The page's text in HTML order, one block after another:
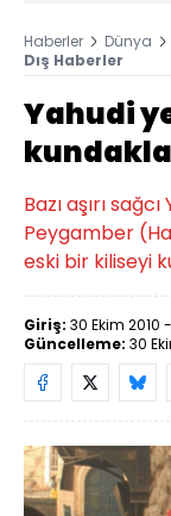
Haberler Dünya
Dış Haberler
Yahudi
Bazı aşırı
Peygamber
eski bir kiliseyi
Giriş: 30 Ekim 2010 -
Güncelleme: 30